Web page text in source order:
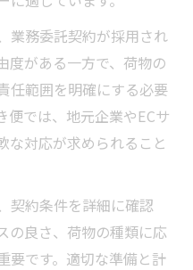
業務委託契約が採用され
度がある一方で、荷物の
任範囲を明確にする必要
便では、地元企業やECサ
な対応が求められること
契約条件を詳細に確認
の良さ、荷物の種類に応
要です。適切な準備と計